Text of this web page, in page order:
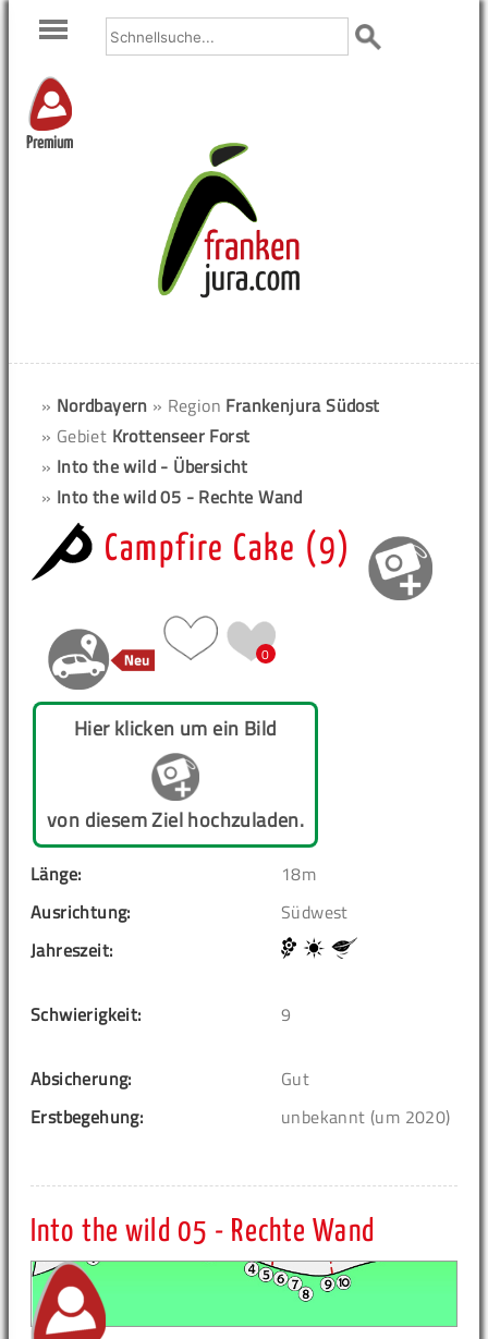
Premium
» Nordbayern » Region Frankenjura Südost
» Gebiet Krottenseer Forst
» Into the wild - Übersicht
» Into the wild 05 - Rechte Wand
Campfire Cake (9)
0
Hier klicken um ein Bild
von diesem Ziel hochzuladen.
Länge:
18m
Ausrichtung:
Südwest
Jahreszeit:
Schwierigkeit: 9
Absicherung:
Gut
Erstbegehung:
unbekannt (um 2020)
Into the wild 05 - Rechte Wand